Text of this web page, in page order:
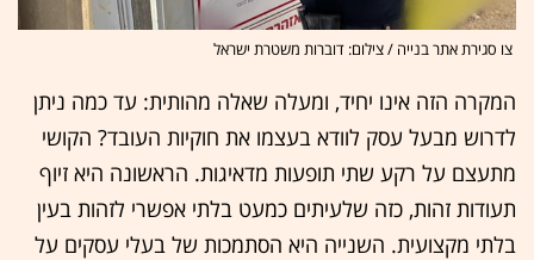
צו סגירת אתר בנייה / צילום: דוברות משטרת ישראל
המקרה הזה אינו יחיד, ומעלה שאלה מהותית: עד כמה ניתן
לדרוש מבעל עסק לוודא בעצמו את חוקיות העובד? הקושי
מתעצם על רקע שתי תופעות מדאיגות. הראשונה היא זיוף
תעודות זהות, כזה שלעיתים כמעט בלתי אפשרי לזהות בעין
בלתי מקצועית. השנייה היא הסתמכות של בעלי עסקים על